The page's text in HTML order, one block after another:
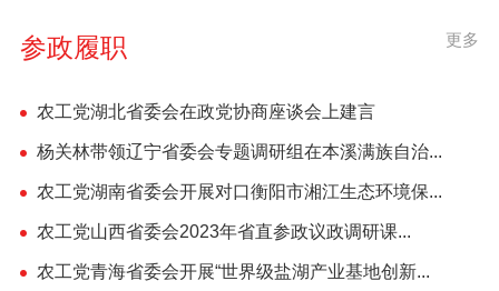
更多
参政履职
农工党湖北省委会在政党协商座谈会上建言
杨关林带领辽宁省委会专题调研组在本溪满族自治...
农工党湖南省委会开展对口衡阳市湘江生态环境保...
农工党山西省委会2023年省直参政议政调研课...
农工党青海省委会开展“世界级盐湖产业基地创新...